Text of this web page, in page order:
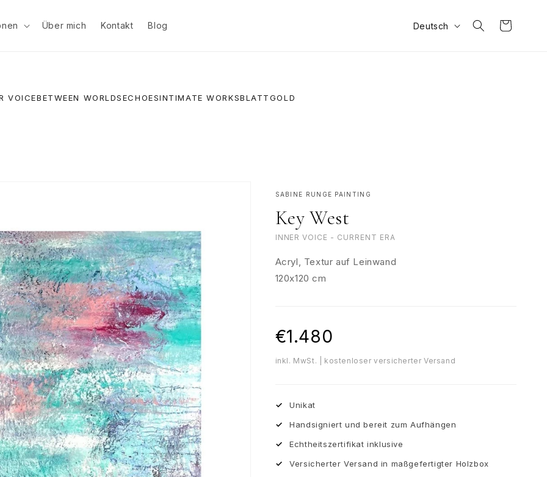
Über mich Kontakt Blog
SDeutsch Warenkorb
VOICEBETWEEN WORLDSECHOESINTIMATE WORKSBLATTGOLD
SABINE RUNGE PAINTING
Key West
INNER VOICE - CURRENT ERA
Acryl, Textur auf Leinwand
120x120 cm
€1.480
inkl. MwSt. | kostenloser versicherter Versand
✓
Unikat
✓
Handsigniert und bereit zum Aufhängen
✓
Echtheitszertifikat inklusive
✓
Versicherter Versand in maßgefertigter Holzbox